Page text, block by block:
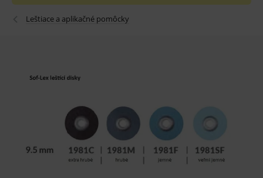
Leštiace a aplikačné pomôcky